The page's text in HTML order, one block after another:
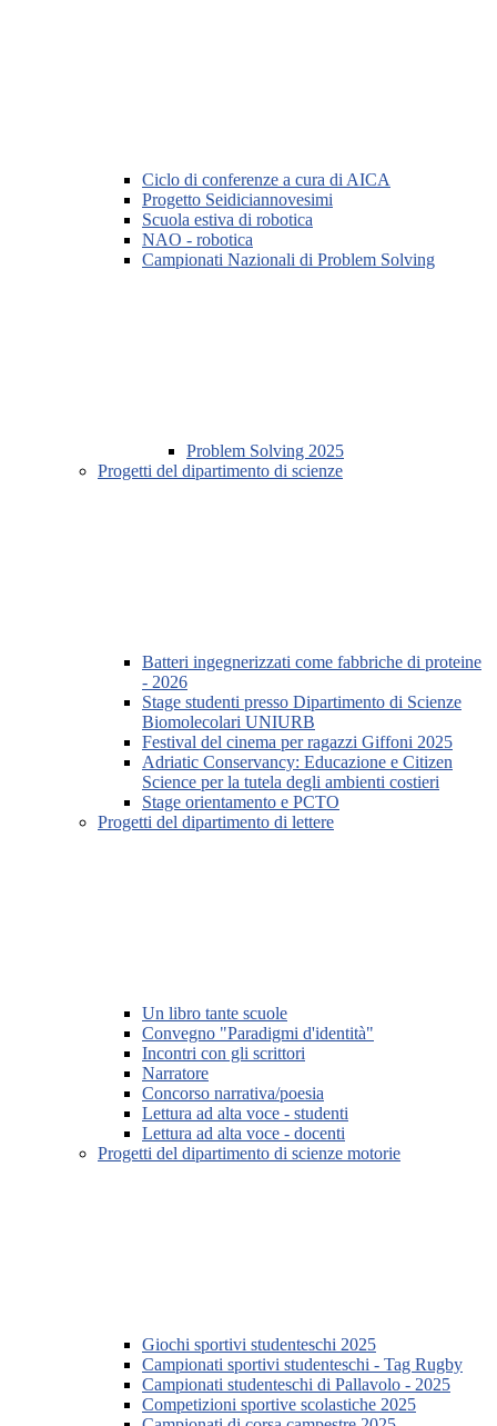
Ciclo di conferenze a cura di AICA
Progetto Seidiciannovesimi
Scuola estiva di robotica
NAO - robotica
Campionati Nazionali di Problem Solving
Problem Solving 2025
Progetti del dipartimento di scienze
Batteri ingegnerizzati come fabbriche di proteine
- 2026
Stage studenti presso Dipartimento di Scienze
Biomolecolari UNIURB
Festival del cinema per ragazzi Giffoni 2025
Adriatic Conservancy: Educazione e Citizen
Science per la tutela degli ambienti costieri
Stage orientamento e PCTO
Progetti del dipartimento di lettere
Un libro tante scuole
Convegno "Paradigmi d'identità"
Incontri con gli scrittori
Narratore
Concorso narrativa/poesia
Lettura ad alta voce - studenti
Lettura ad alta voce - docenti
Progetti del dipartimento di scienze motorie
Giochi sportivi studenteschi 2025
Campionati sportivi studenteschi - Tag Rugby
Campionati studenteschi di Pallavolo - 2025
Competizioni sportive scolastiche 2025